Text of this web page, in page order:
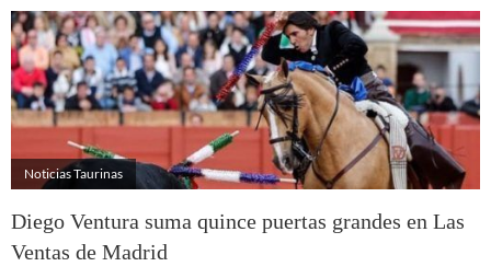
Noticias Taurinas
Diego Ventura suma quince puertas grandes en Las
Ventas de Madrid